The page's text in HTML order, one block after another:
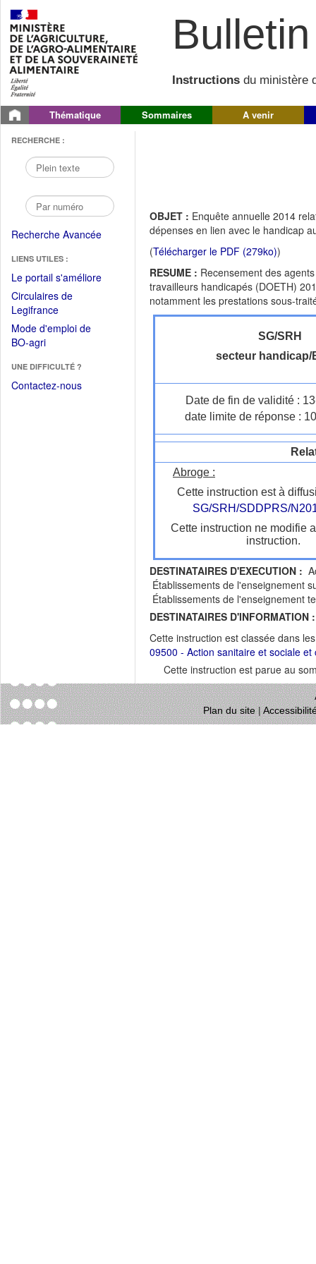
Instructions du ministère
Thématique Sommaires A venir
RECHERCHE :
Recherche Avancée
LIENS UTILES :
Le portail s'améliore(Fichier
Circulaires de
Legifrance(Ouvrir
dans
une
fenêtre)
Mode d'emploi de
BO-agri(Ouvrir
une
nouvelle
UNE DIFFICULTÉ ?
Contactez-nous
OBJET : Enquête annuelle 2014
dépenses en lien avec le handicap
(Télécharger le PDF (279ko))
RESUME : Recensement des
travailleurs handicapés (DOETH)
notamment les prestations sous-
SG/SRH
secteur handicap/
Date de fin de validité :
date limite de réponse :
Abroge :
Cette instruction est à
SG/SRH/SDDPRS/
Cette instruction ne modifie
instruction.
DESTINATAIRES D'EXECUTION :
Établissements de l'enseignement
Établissements de l'enseignement
DESTINATAIRES D'INFORMATION :
Cette instruction est classée dans
09500 - Action sanitaire et sociale
Cette instruction est parue au
Plan du site|